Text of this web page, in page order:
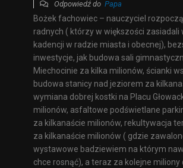
Odpowiedź do Papa
Bożek fachowiec – nauczyciel
radnych ( którzy w większości zasiadali
kadencji w radzie miasta i obecnej),
inwestycje, jak budowa sali
Miechocinie za kilka milionów, ścianki
budowa stanicy nad jeziorem za
wymiana dobrej kostki na Placu
milionów, asfaltowe podświetlane
za kilkanaście milionów, rekultywacja
za kilkanaście milionów ( gdzie
wystawowe badziewiem na którym
chce rosnąć), a teraz za kolejne miliony